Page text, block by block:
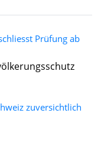
Prüfung ab
zuversichtlich